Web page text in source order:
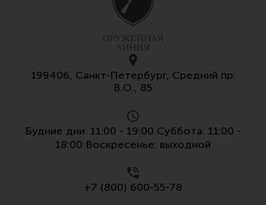
199406, Санкт-Петербург, Средний пр.
В.О., 85
Будние дни: 11:00 - 19:00 Суббота: 11:00 -
18:00 Воскресенье: выходной
+7 (800) 600-55-78